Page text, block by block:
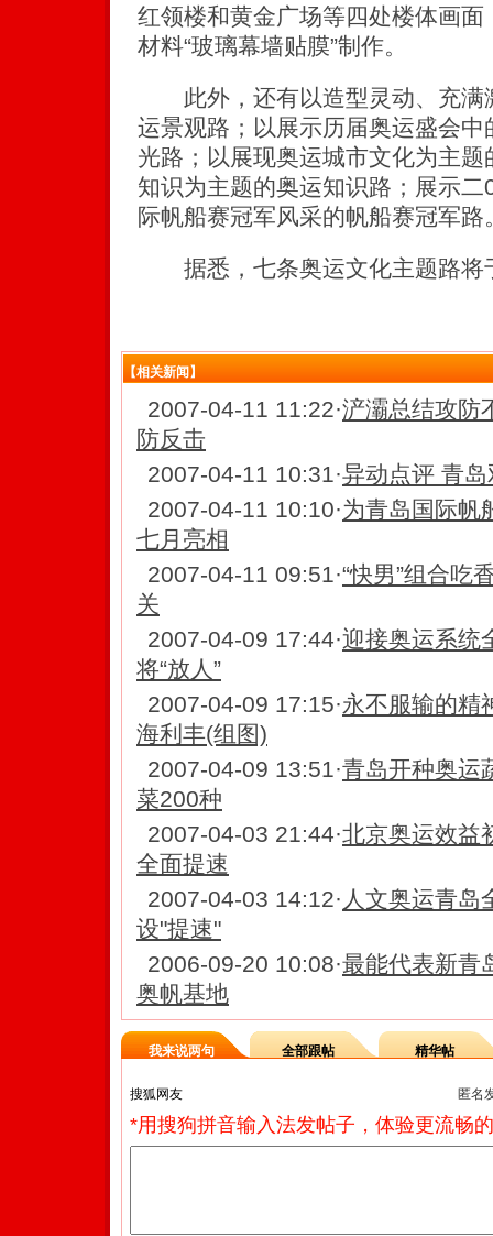
红领楼和黄金广场等四处楼体画
材料“玻璃幕墙贴膜”制作。
此外，还有以造型灵动、充满
运景观路；以展示历届奥运盛会
光路；以展现奥运城市文化为主
知识为主题的奥运知识路；展示
际帆船赛冠军风采的帆船赛冠军路
据悉，七条奥运文化主题路将
【相关新闻】
2007-04-11 11:22·浐灞总结攻防
防反击
2007-04-11 10:31·异动点评 青
2007-04-11 10:10·为青岛国际帆
七月亮相
2007-04-11 09:51·“快男”组合吃
关
2007-04-09 17:44·迎接奥运系统
将“放人”
2007-04-09 17:15·永不服输的精
海利丰(组图)
2007-04-09 13:51·青岛开种奥运
菜200种
2007-04-03 21:44·北京奥运效益
全面提速
2007-04-03 14:12· 人文奥运青岛
设"提速"
2006-09-20 10:08·最能代表新青
奥帆基地
我来说两句 全部跟帖 精华帖
匿名
*用搜狗拼音输入法发帖子，体验更流畅